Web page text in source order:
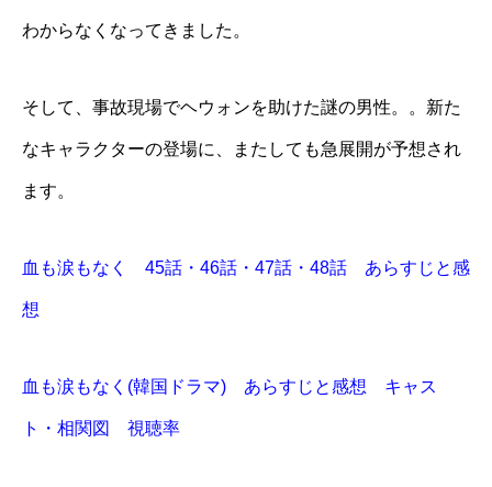
わからなくなってきました。
そして、事故現場でヘウォンを助けた謎の男性。。新た
なキャラクターの登場に、またしても急展開が予想され
ます。
血も涙もなく 45話・46話・47話・48話 あらすじと感
想
血も涙もなく(韓国ドラマ) あらすじと感想 キャス
ト・相関図 視聴率